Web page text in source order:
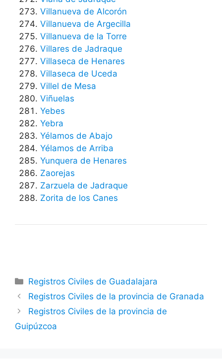
Villanueva de Alcorón
Villanueva de Argecilla
Villanueva de la Torre
Villares de Jadraque
Villaseca de Henares
Villaseca de Uceda
Villel de Mesa
Viñuelas
Yebes
Yebra
Yélamos de Abajo
Yélamos de Arriba
Yunquera de Henares
Zaorejas
Zarzuela de Jadraque
Zorita de los Canes
Categorías
Registros Civiles de Guadalajara
Registros Civiles de la provincia de Granada
Registros Civiles de la provincia de
Guipúzcoa